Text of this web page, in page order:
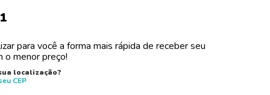
para você a forma mais rápida de receber seu
o menor preço!
localização?
CEP